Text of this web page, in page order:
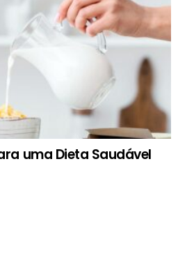
uma Dieta Saudável